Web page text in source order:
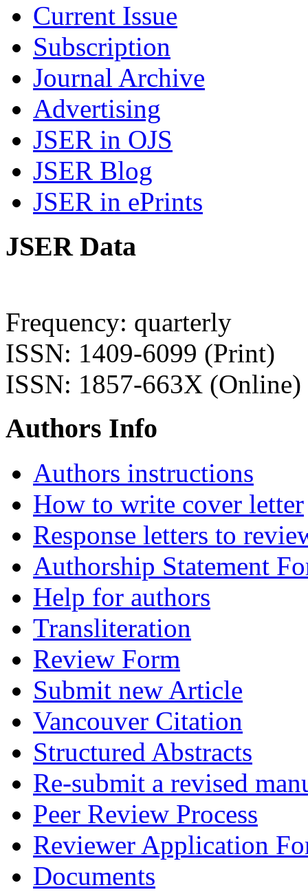
Current Issue
Subscription
Journal Archive
Advertising
JSER in OJS
JSER Blog
JSER in ePrints
JSER Data
Frequency: quarterly
ISSN: 1409-6099 (Print)
ISSN: 1857-663X (Online)
Authors Info
Authors instructions
How to write cover letter
Response letters to
Authorship Statement
Help for authors
Transliteration
Review Form
Submit new Article
Vancouver Citation
Structured Abstracts
Re-submit a revised
Peer Review Process
Reviewer Application
Documents